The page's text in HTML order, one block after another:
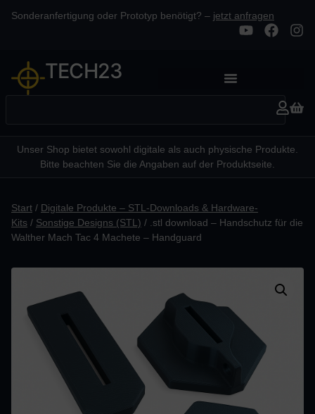
Sonderanfertigung oder Prototyp benötigt? – jetzt anfragen
TECH23
Unser Shop bietet sowohl digitale als auch physische Produkte.
Bitte beachten Sie die Angaben auf der Produktseite.
Start / Digitale Produkte – STL-Downloads & Hardware-
Kits / Sonstige Designs (STL) / .stl download – Handschutz für die
Walther Mach Tac 4 Machete – Handguard